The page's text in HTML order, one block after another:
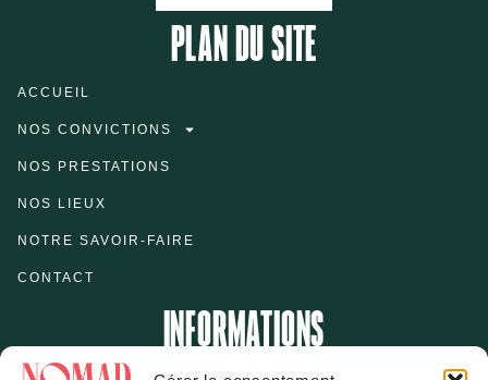
PLAN DU SITE
ACCUEIL
NOS CONVICTIONS
NOS PRESTATIONS
NOS LIEUX
NOTRE SAVOIR-FAIRE
CONTACT
INFORMATIONS